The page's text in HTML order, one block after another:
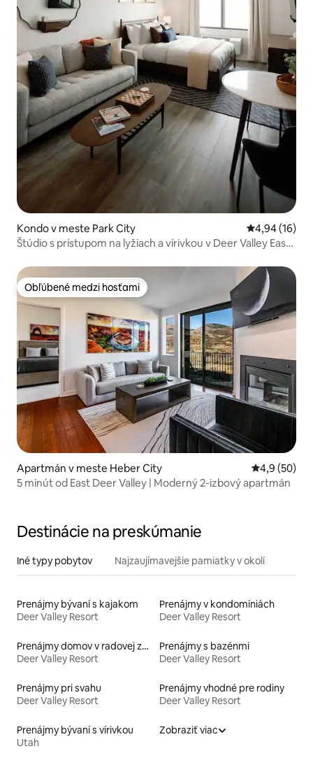
Kondo v meste Park City Priemerné
4,94 (16)
Štúdio s prístupom na lyžiach a vírivkou v Deer Valley East
Obľúbené medzi hosťami
Obľúbené medzi hosťami
Apartmán v meste Heber City Priemerné
4,9 (50)
5 minút od East Deer Valley | Moderný 2-izbový apartmán
Destinácie na preskúmanie
Iné typy pobytov Najzaujímavejšie pamiatky v okolí
Prenájmy bývaní s kajakom
Deer Valley Resort
Prenájmy v kondomíniách
Deer Valley Resort
Prenájmy domov v radovej zástavbe
Deer Valley Resort
Prenájmy s bazénmi
Deer Valley Resort
Prenájmy pri svahu
Deer Valley Resort
Prenájmy vhodné pre rodiny
Deer Valley Resort
Prenájmy bývaní s vírivkou
Utah
Zobraziť viac